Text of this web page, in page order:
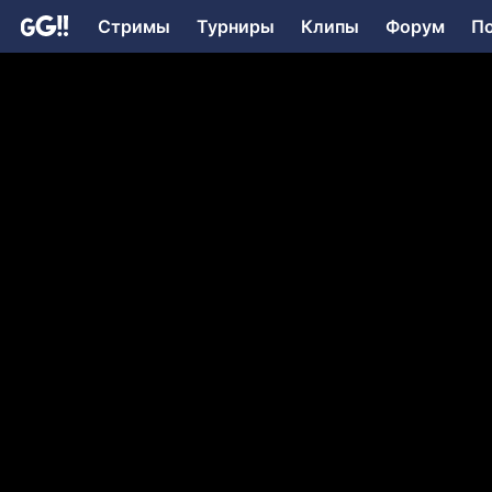
Стримы Турниры Клипы Форум